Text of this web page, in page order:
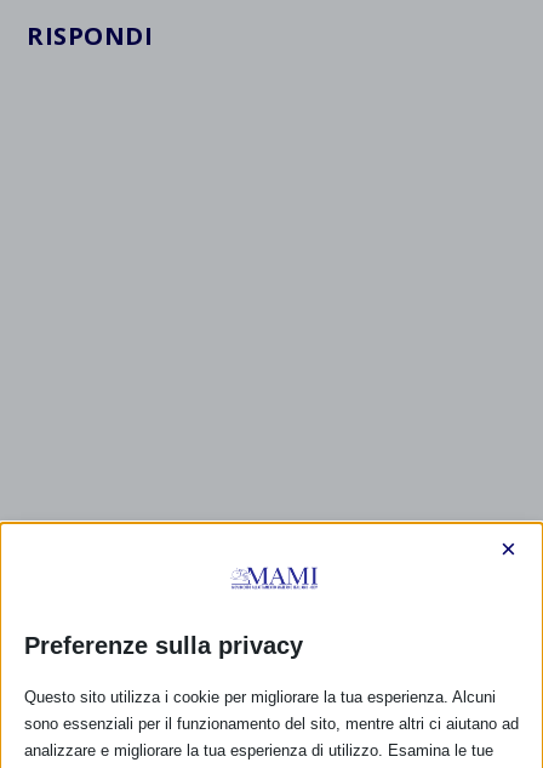
RISPONDI
CALENDARIO EVENTI
Non ci sono eventi
Preferenze sulla privacy
×
Questo sito utilizza i cookie per migliorare la tua esperienza. Alcuni
sono essenziali per il funzionamento del sito, mentre altri ci aiutano ad
analizzare e migliorare la tua esperienza di utilizzo. Esamina le tue